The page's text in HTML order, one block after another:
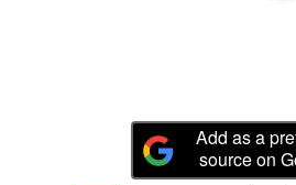
Add as a
source on